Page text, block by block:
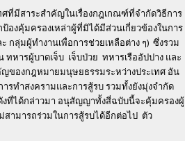
ที่มีสาระสำคัญในเรื่องกฎเกณฑ์ที่จำกัดวิธีการ
งคุ้มครองเหล่าผู้ที่มิได้มีส่วนเกี่ยวข้องในการ
กลุ่มผู้ทำงานเพื่อการช่วยเหลือต่าง ๆ) ซึ่งรวม
หารผู้บาดเจ็บ เจ็บป่วย ทหารเรืออัปปาง และ
ของกฎหมายมนุษยธรรมระหว่างประเทศ อัน
รทำสงครามและการสู้รบ รวมทั้งยังมุ่งจำกัด
ที่ได้กล่าวมา อนุสัญญาทั้งสี่ฉบับนี้จะคุ้มครองผู้
ามารถร่วมในการสู้รบได้อีกต่อไป ตัว